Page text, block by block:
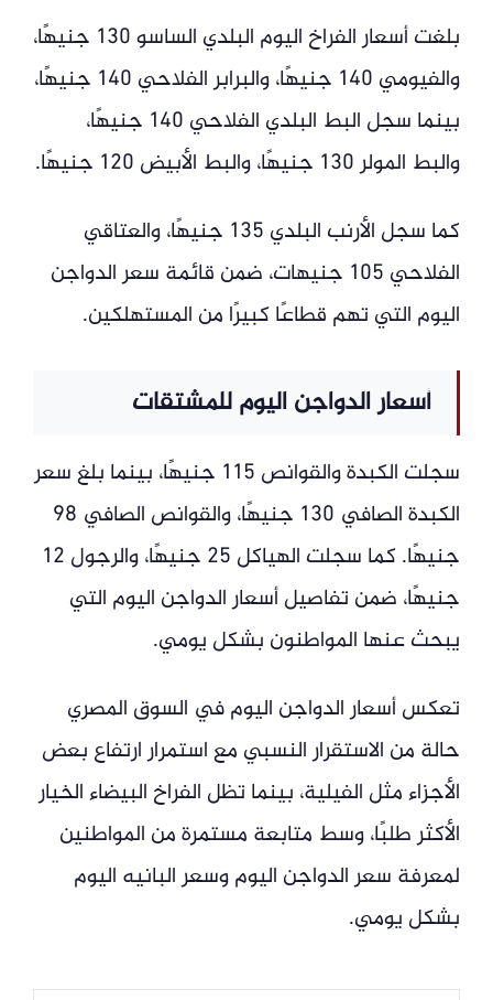
بلغت أسعار الفراخ اليوم البلدي الساسو 130 جنيهًا،
والفيومي 140 جنيهًا، والبرابر الفلاحي 140 جنيهًا،
بينما سجل البط البلدي الفلاحي 140 جنيهًا،
والبط المولر 130 جنيهًا، والبط الأبيض 120 جنيهًا.
كما سجل الأرنب البلدي 135 جنيهًا، والعتاقي
الفلاحي 105 جنيهات، ضمن قائمة سعر الدواجن
اليوم التي تهم قطاعًا كبيرًا من المستهلكين.
أسعار الدواجن اليوم للمشتقات
سجلت الكبدة والقوانص 115 جنيهًا، بينما بلغ سعر
الكبدة الصافي 130 جنيهًا، والقوانص الصافي 98
جنيهًا. كما سجلت الهياكل 25 جنيهًا، والرجول 12
جنيهًا، ضمن تفاصيل أسعار الدواجن اليوم التي
يبحث عنها المواطنون بشكل يومي.
تعكس أسعار الدواجن اليوم في السوق المصري
حالة من الاستقرار النسبي مع استمرار ارتفاع بعض
الأجزاء مثل الفيلية، بينما تظل الفراخ البيضاء الخيار
الأكثر طلبًا، وسط متابعة مستمرة من المواطنين
لمعرفة سعر الدواجن اليوم وسعر البانيه اليوم
بشكل يومي.